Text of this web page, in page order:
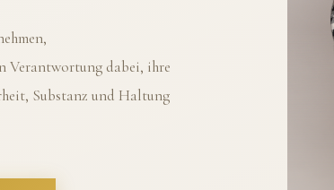
Verantwortung dabei, ihre
Substanz und Haltung